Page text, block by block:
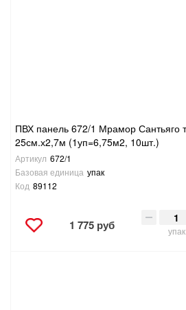
ПВХ панель 672/1 Мрамор Сантьяго
25см.х2,7м (1уп=6,75м2, 10шт.)
Артикул 672/1
Базовая единица упак
Код 89112
1 775 руб упак